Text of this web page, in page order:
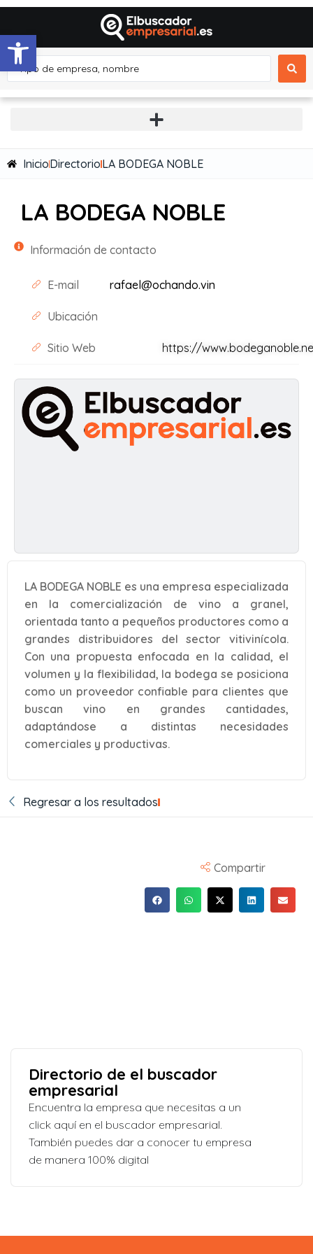
Abrir barra de herramientas
InicioDirectorioLA BODEGA NOBLE
LA BODEGA NOBLE
Información de contacto
E-mail rafael@ochando.vin
Ubicación
Sitio Web https://
LA BODEGA NOBLE es una empresa especializada
en la comercialización de vino a granel,
orientada tanto a pequeños productores como a
grandes distribuidores del sector vitivinícola.
Con una propuesta enfocada en la calidad, el
volumen y la flexibilidad, la bodega se posiciona
como un proveedor confiable para clientes que
buscan vino en grandes cantidades,
adaptándose a distintas necesidades
comerciales y productivas.
Regresar a los resultados
Compartir
Directorio de el buscador
empresarial
Encuentra la empresa que necesitas a un
click aquí en el buscador empresarial.
También puedes dar a conocer tu empresa
de manera 100% digital